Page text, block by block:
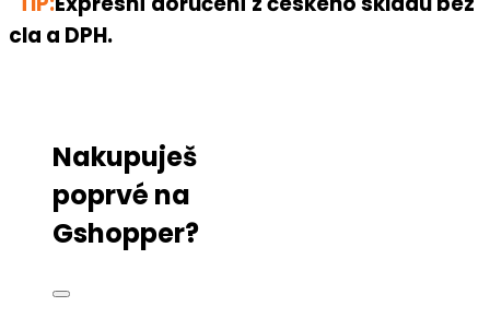
cla a DPH.
Nakupuješ
poprvé na
Gshopper?